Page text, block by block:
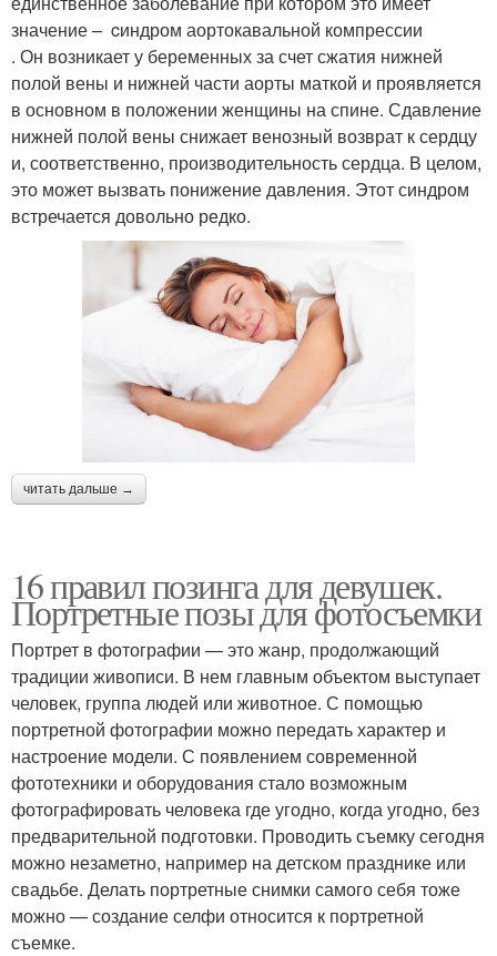
значение – cиндром аортокавальной компрессии
. Он возникает у беременных за счет сжа­тия нижней
полой вены и нижней части аорты мат­кой и проявляется
в основном в положении женщины на спине. Сдавление
нижней полой вены снижает венозный возврат к серд­цу
и, соответственно, производительность сердца. В целом,
это может вызвать понижение давления. Этот синдром
встречается довольно редко.
читать дальше →
16 правил позинга для девушек.
Портретные позы для фотосъемки
Портрет в фотографии — это жанр, продолжающий
традиции живописи. В нем главным объектом выступает
человек, группа людей или животное. С помощью
портретной фотографии можно передать характер и
настроение модели. С появлением современной
фототехники и оборудования стало возможным
фотографировать человека где угодно, когда угодно, без
предварительной подготовки. Проводить съемку сегодня
можно незаметно, например на детском празднике или
свадьбе. Делать портретные снимки самого себя тоже
можно — создание селфи относится к портретной
съемке.